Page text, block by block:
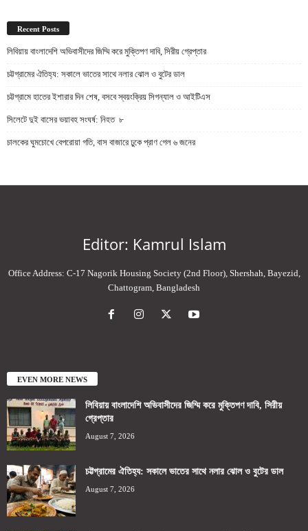
Recent Posts
লিবিয়ায় বাংলাদেশি অভিবাসীদের জিম্মি করে মুক্তিপণ দাবি, সিরীয় গ্রেপ্তার
চট্টগ্রামের ঐতিহ্য: সকালে ভাতের সাথে নলার ঝোল ও বুটের ডাল
চট্টগ্রামে হাতের ইশারার দিন শেষ, বসবে স্বয়ংক্রিয় সিগন্যাল ও আইটিএস
সিলেটে দুই বাসের ভয়াবহ সংঘর্ষ: নিহত ৮
চালকের ঘুমচোখে বেপরোয়া গতি, বাস বাজারে ঢুকে প্রাণ গেল ৬ জনের
Editor: Kamrul Islam
Office Address: C-17 Nagorik Housing Society (2nd Floor), Shershah, Bayezid,
Chattogram, Bangladesh
EVEN MORE NEWS
লিবিয়ায় বাংলাদেশি অভিবাসীদের জিম্মি করে মুক্তিপণ দাবি, সিরীয়
গ্রেপ্তার
August 7, 2026
চট্টগ্রামের ঐতিহ্য: সকালে ভাতের সাথে নলার ঝোল ও বুটের ডাল
August 7, 2026